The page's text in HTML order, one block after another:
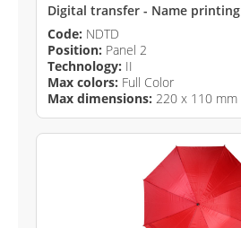
Digital transfer - Name printing
Code: NDTD
Position: Panel 2
Technology: II
Max colors: Full Color
Max dimensions: 220 x 110 mm